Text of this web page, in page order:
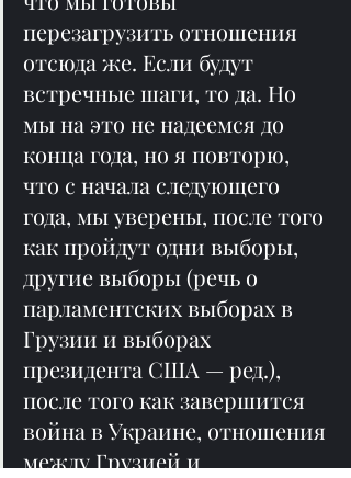
перезагрузить отношения
отсюда же. Если будут
встречные шаги, то да. Но
мы на это не надеемся до
конца года, но я повторю,
что с начала следующего
года, мы уверены, после того
как пройдут одни выборы,
другие выборы (речь о
парламентских выборах в
Грузии и выборах
президента США — ред.),
после того как завершится
война в Украине, отношения
между Грузией и